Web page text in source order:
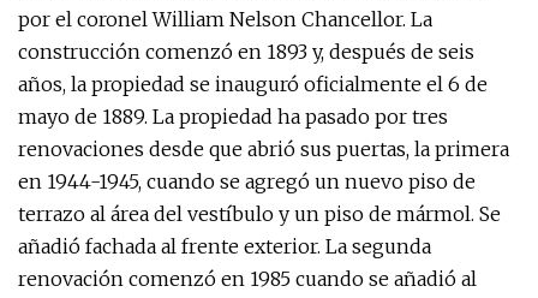
por el coronel William Nelson Chancellor. La
construcción comenzó en 1893 y, después de seis
años, la propiedad se inauguró oficialmente el 6 de
mayo de 1889. La propiedad ha pasado por tres
renovaciones desde que abrió sus puertas, la primera
en 1944-1945, cuando se agregó un nuevo piso de
terrazo al área del vestíbulo y un piso de mármol. Se
añadió fachada al frente exterior. La segunda
renovación comenzó en 1985 cuando se añadió al